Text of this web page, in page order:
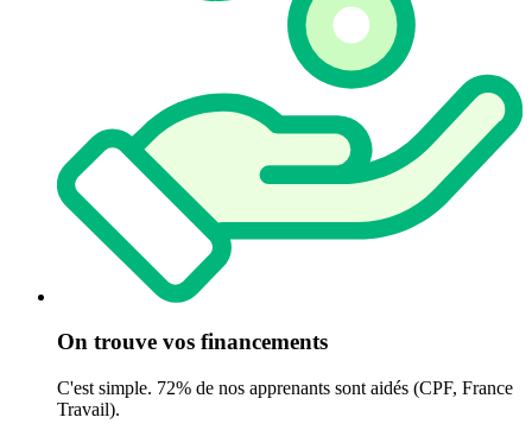
On trouve vos financements
C'est simple. 72% de nos apprenants sont aidés (CPF, France
Travail).